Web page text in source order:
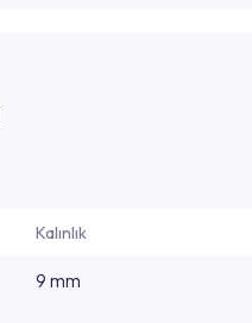
Kalınlık
9 mm